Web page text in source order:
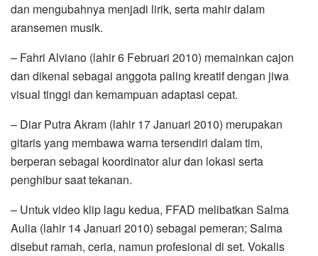
dan mengubahnya menjadi lirik, serta mahir dalam
aransemen musik.
– Fahri Alviano (lahir 6 Februari 2010) memainkan cajon
dan dikenal sebagai anggota paling kreatif dengan jiwa
visual tinggi dan kemampuan adaptasi cepat.
– Diar Putra Akram (lahir 17 Januari 2010) merupakan
gitaris yang membawa warna tersendiri dalam tim,
berperan sebagai koordinator alur dan lokasi serta
penghibur saat tekanan.
– Untuk video klip lagu kedua, FFAD melibatkan Salma
Aulia (lahir 14 Januari 2010) sebagai pemeran; Salma
disebut ramah, ceria, namun profesional di set. Vokalis